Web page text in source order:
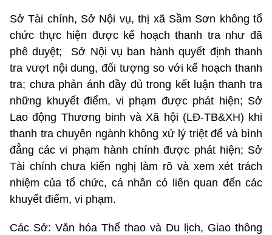
Sở Tài chính, Sở Nội vụ, thị xã Sầm Sơn không tổ
chức thực hiện được kế hoạch thanh tra như đã
phê duyệt; Sở Nội vụ ban hành quyết định thanh
tra vượt nội dung, đối tượng so với kế hoạch thanh
tra; chưa phản ánh đầy đủ trong kết luận thanh tra
những khuyết điểm, vi phạm được phát hiện; Sở
Lao động Thương binh và Xã hội (LĐ-TB&XH) khi
thanh tra chuyên ngành không xử lý triệt để và bình
đẳng các vi phạm hành chính được phát hiện; Sở
Tài chính chưa kiến nghị làm rõ và xem xét trách
nhiệm của tổ chức, cá nhân có liên quan đến các
khuyết điểm, vi phạm.
Các Sở: Văn hóa Thể thao và Du lịch, Giao thông